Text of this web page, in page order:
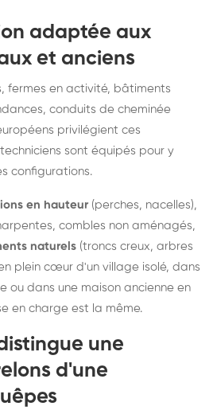
adaptée aux
et anciens
fermes en activité, bâtiments
conduits de cheminée
privilégient ces
sont équipés pour y
configurations.
en hauteur (perches, nacelles),
combles non aménagés,
naturels (troncs creux, arbres
plein cœur d'un village isolé, dans
ou dans une maison ancienne en
en charge est la même.
une
d'une